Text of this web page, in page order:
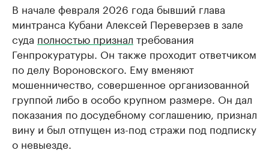
В начале февраля 2026 года бывший глава
минтранса Кубани Алексей Переверзев в зале
суда полностью признал требования
Генпрокуратуры. Он также проходит ответчиком
по делу Вороновского. Ему вменяют
мошенничество, совершенное организованной
группой либо в особо крупном размере. Он дал
показания по досудебному соглашению, признал
вину и был отпущен из-под стражи под подписку
о невыезде.